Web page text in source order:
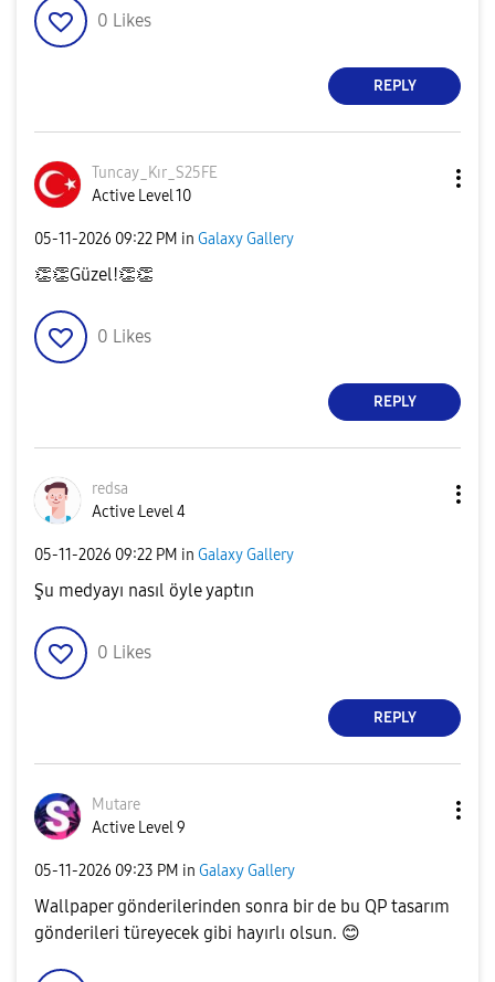
0 Likes
REPLY
Tuncay_Kır_S25FE
Active Level 10
‎05-11-2026 09:22 PM in Galaxy Gallery
👏👏Güzel!👏👏
0 Likes
REPLY
redsa
Active Level 4
‎05-11-2026 09:22 PM in Galaxy Gallery
Şu medyayı nasıl öyle yaptın
0 Likes
REPLY
Mutare
Active Level 9
‎05-11-2026 09:23 PM in Galaxy Gallery
Wallpaper gönderilerinden sonra bir de bu QP tasarım
gönderileri türeyecek gibi hayırlı olsun. 😊